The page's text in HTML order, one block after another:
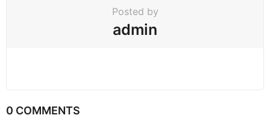
Posted by
admin
0 COMMENTS